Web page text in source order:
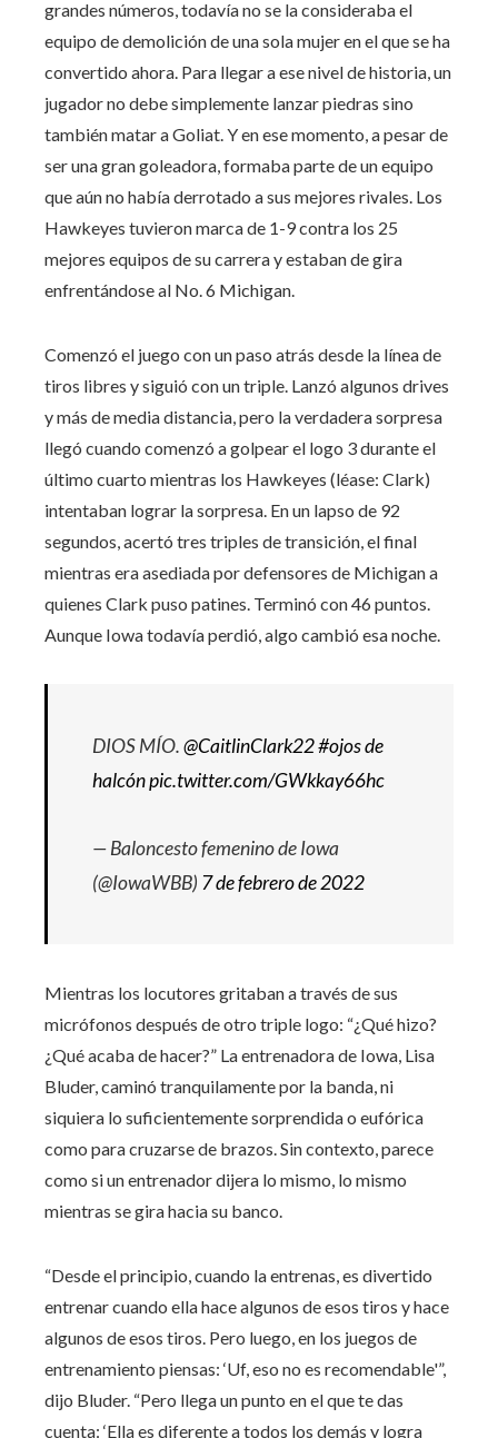
grandes números, todavía no se la consideraba el
equipo de demolición de una sola mujer en el que se ha
convertido ahora. Para llegar a ese nivel de historia, un
jugador no debe simplemente lanzar piedras sino
también matar a Goliat. Y en ese momento, a pesar de
ser una gran goleadora, formaba parte de un equipo
que aún no había derrotado a sus mejores rivales. Los
Hawkeyes tuvieron marca de 1-9 contra los 25
mejores equipos de su carrera y estaban de gira
enfrentándose al No. 6 Michigan.
Comenzó el juego con un paso atrás desde la línea de
tiros libres y siguió con un triple. Lanzó algunos drives
y más de media distancia, pero la verdadera sorpresa
llegó cuando comenzó a golpear el logo 3 durante el
último cuarto mientras los Hawkeyes (léase: Clark)
intentaban lograr la sorpresa. En un lapso de 92
segundos, acertó tres triples de transición, el final
mientras era asediada por defensores de Michigan a
quienes Clark puso patines. Terminó con 46 puntos.
Aunque Iowa todavía perdió, algo cambió esa noche.
DIOS MÍO.@CaitlinClark22#ojos de
halcónpic.twitter.com/GWkkay66hc
— Baloncesto femenino de Iowa
(@IowaWBB) 7 de febrero de 2022
Mientras los locutores gritaban a través de sus
micrófonos después de otro triple logo: “¿Qué hizo?
¿Qué acaba de hacer?” La entrenadora de Iowa, Lisa
Bluder, caminó tranquilamente por la banda, ni
siquiera lo suficientemente sorprendida o eufórica
como para cruzarse de brazos. Sin contexto, parece
como si un entrenador dijera lo mismo, lo mismo
mientras se gira hacia su banco.
“Desde el principio, cuando la entrenas, es divertido
entrenar cuando ella hace algunos de esos tiros y hace
algunos de esos tiros. Pero luego, en los juegos de
entrenamiento piensas: ‘Uf, eso no es recomendable'”,
dijo Bluder. “Pero llega un punto en el que te das
cuenta: ‘Ella es diferente a todos los demás y logra